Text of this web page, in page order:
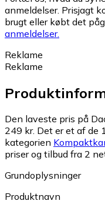
anmeldelser. Prisjagt
brugt eller købt det
anmeldelser.
Reklame
Reklame
Den laveste pris på
249 kr. Det er et af de
kategorien
priser og tilbud fra 2
Grundoplysninger
Produktnavn